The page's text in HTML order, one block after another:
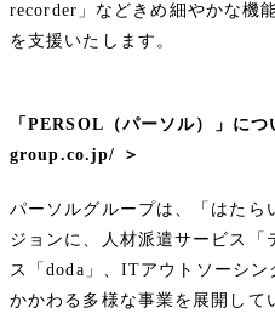
recorder」などきめ細やかな機
を支援いたします。
「PERSOL（パーソル）」
group.co.jp/ ＞
パーソルグループは、「はたら
ジョンに、人材派遣サービス「
ス「doda」、ITアウトソーシ
かかわる多様な事業を展開して